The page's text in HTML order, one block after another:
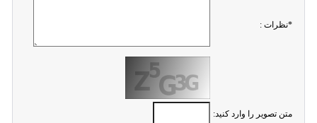
*نظرات :
متن تصویر را وارد کنید: